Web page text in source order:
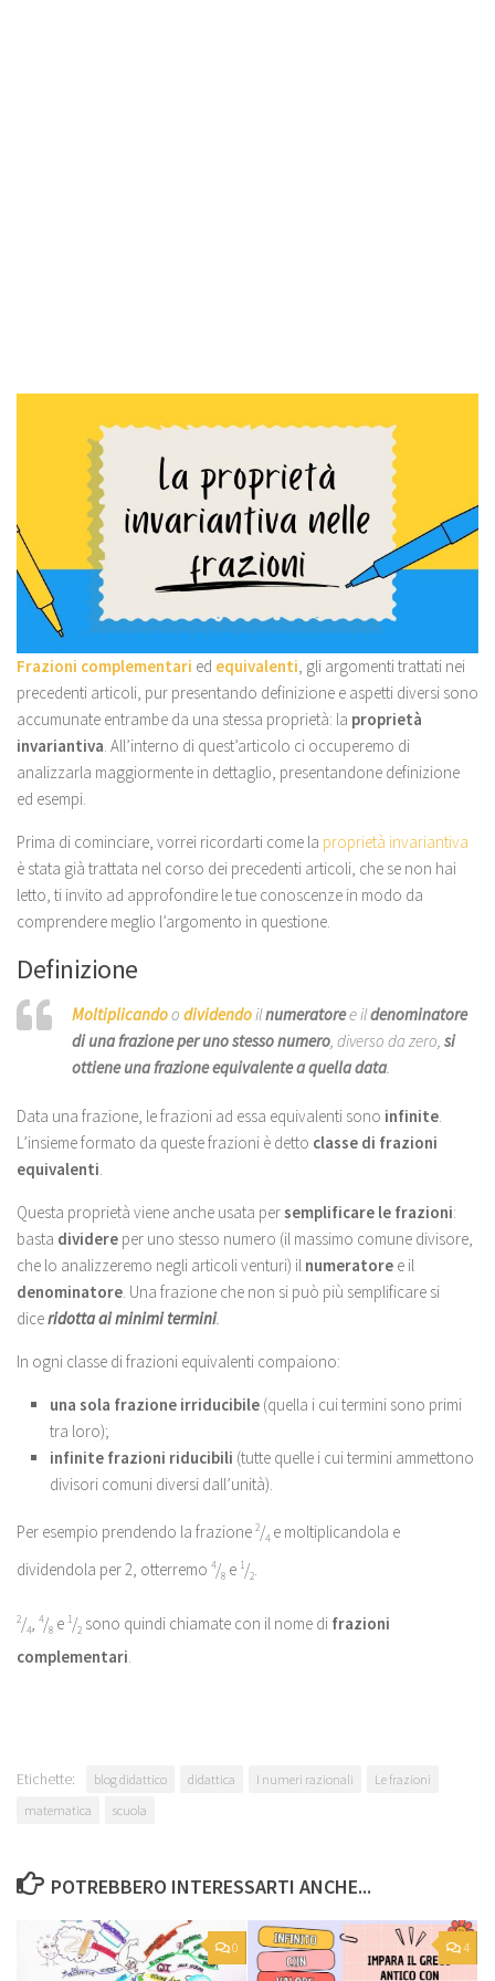
Frazioni complementari ed equivalenti , gli argomenti trattati nei
precedenti articoli, pur presentando definizione e aspetti diversi sono
accumunate entrambe da una stessa proprietà: la proprietà
invariantiva . All’interno di quest’articolo ci occuperemo di
analizzarla maggiormente in dettaglio, presentandone definizione
ed esempi.
Prima di cominciare, vorrei ricordarti come la proprietà invariantiva
è stata già trattata nel corso dei precedenti articoli, che se non hai
letto, ti invito ad approfondire le tue conoscenze in modo da
comprendere meglio l’argomento in questione.
Definizione
Moltiplicandoo dividendo ilnumeratoree ildenominatore
di una frazione per uno stesso numero , diverso da zero, si
ottiene una frazione equivalente a quella data
Data una frazione, le frazioni ad essa equivalenti sono infinite
L’insieme formato da queste frazioni è detto classe di frazioni
equivalenti
Questa proprietà viene anche usata persemplificare le frazioni:
basta dividere per uno stesso numero (il massimo comune divisore,
che lo analizzeremo negli articoli venturi) il numeratore e il
denominatore . Una frazione che non si può più semplificare si
diceridotta ai minimi termini.
In ogni classe di frazioni equivalenti compaiono:
una sola frazione irriducibile (quella i cui termini sono primi
tra loro);
infinite frazioni riducibili (tutte quelle i cui termini ammettono
divisori comuni diversi dall’unità).
Per esempio prendendo la frazione 2/4 e moltiplicandola e
dividendola per 2, otterremo 4/8 e 1/2
2/4
4/8 e 1/2 sono quindi chiamate con il nome di frazioni
complementari
Etichette: blog didattico didattica I numeri razionali
Le frazioni
matematica
scuola
POTREBBERO INTERESSARTI ANCHE...
0 4